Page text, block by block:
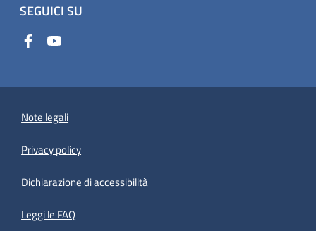
SEGUICI SU
Note legali
Privacy policy
Dichiarazione di accessibilità
Leggi le FAQ